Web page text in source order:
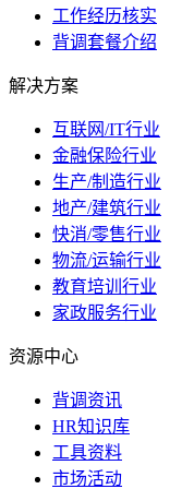
工作经历核实
背调套餐介绍
解决方案
互联网/IT行业
金融保险行业
生产/制造行业
地产/建筑行业
快消/零售行业
物流/运输行业
教育培训行业
家政服务行业
资源中心
背调资讯
HR知识库
工具资料
市场活动